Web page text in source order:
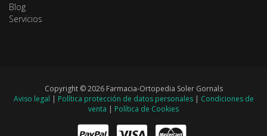
Blog
Servicios
Copyright © 2026 Farmacia-Ortopedia Soler Gornals
Aviso legal | Política protección de datos personales| Condiciones de
venta | Política de Cookies